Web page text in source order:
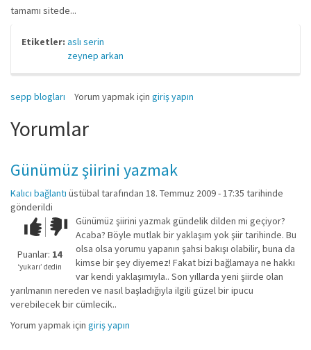
tamamı sitede...
Etiketler: aslı serin
zeynep arkan
sepp blogları Yorum yapmak için giriş yapın
Yorumlar
Günümüz şiirini yazmak
Kalıcı bağlantı üstübaltarafından 18. Temmuz 2009 - 17:35 tarihinde
gönderildi
Çok iyi!O
kadar
iyi
değil!
Puanlar: 14
‘yukarı’ dedin
Günümüz şiirini yazmak gündelik dilden mi geçiyor?
Acaba? Böyle mutlak bir yaklaşım yok şiir tarihinde. Bu
olsa olsa yorumu yapanın şahsi bakışı olabilir, buna da
kimse bir şey diyemez! Fakat bizi bağlamaya ne hakkı
var kendi yaklaşımıyla.. Son yıllarda yeni şiirde olan
yarılmanın nereden ve nasıl başladığıyla ilgili güzel bir ipucu
verebilecek bir cümlecik..
Yorum yapmak için giriş yapın